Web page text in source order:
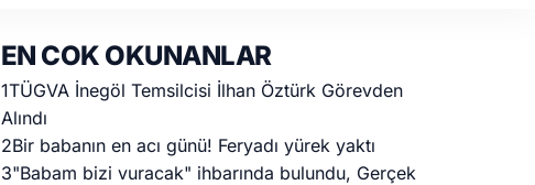
EN COK OKUNANLAR
1TÜGVA İnegöl Temsilcisi İlhan Öztürk Görevden
Alındı
2Bir babanın en acı günü! Feryadı yürek yaktı
3"Babam bizi vuracak" ihbarında bulundu, Gerçek